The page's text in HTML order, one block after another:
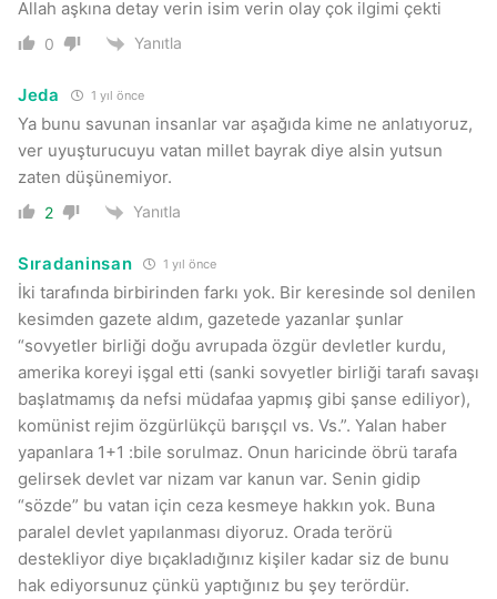
Allah aşkına detay verin isim verin olay çok ilgimi çekti
0 Yanıtla
Jeda 1 yıl önce
Ya bunu savunan insanlar var aşağıda kime ne anlatıyoruz,
ver uyuşturucuyu vatan millet bayrak diye alsin yutsun
zaten düşünemiyor.
2 Yanıtla
Sıradaninsan 1 yıl önce
İki tarafında birbirinden farkı yok. Bir keresinde sol denilen
kesimden gazete aldım, gazetede yazanlar şunlar
“sovyetler birliği doğu avrupada özgür devletler kurdu,
amerika koreyi işgal etti (sanki sovyetler birliği tarafı savaşı
başlatmamış da nefsi müdafaa yapmış gibi şanse ediliyor),
komünist rejim özgürlükçü barışçıl vs. Vs.”. Yalan haber
yapanlara 1+1 :bile sorulmaz. Onun haricinde öbrü tarafa
gelirsek devlet var nizam var kanun var. Senin gidip
“sözde” bu vatan için ceza kesmeye hakkın yok. Buna
paralel devlet yapılanması diyoruz. Orada terörü
destekliyor diye bıçakladığınız kişiler kadar siz de bunu
hak ediyorsunuz çünkü yaptığınız bu şey terördür.